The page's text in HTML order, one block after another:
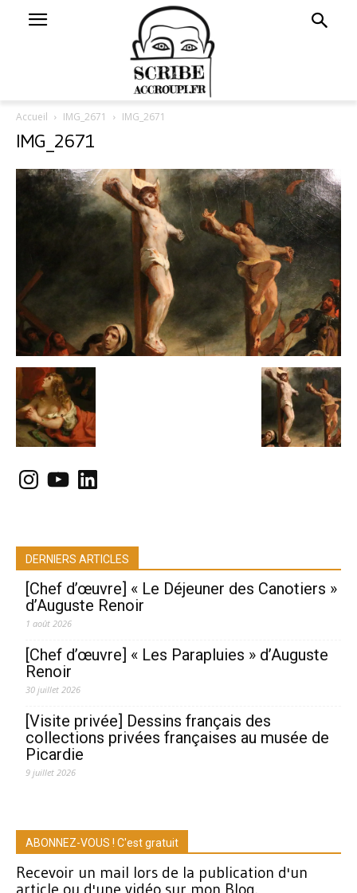
Accueil IMG_2671 IMG_2671
IMG_2671
Instagram
YouTubeLinkedIn
DERNIERS ARTICLES
[Chef d’œuvre] « Le Déjeuner des Canotiers »
d’Auguste Renoir
1 août 2026
[Chef d’œuvre] « Les Parapluies » d’Auguste
Renoir
30 juillet 2026
[Visite privée] Dessins français des
collections privées françaises au musée de
Picardie
9 juillet 2026
ABONNEZ-VOUS ! C'est gratuit
Recevoir un mail lors de la publication d'un
article ou d'une vidéo sur mon Blog.